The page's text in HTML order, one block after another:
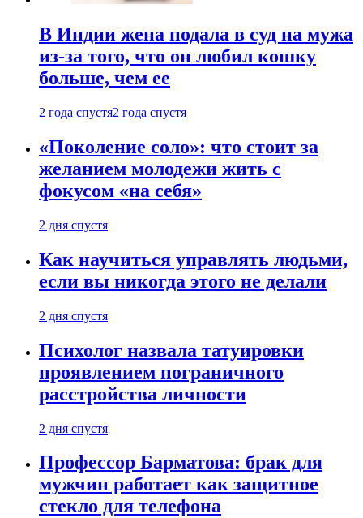
В Индии жена подала в суд на мужа
из-за того, что он любил кошку
больше, чем ее
2 года спустя2 года спустя
«Поколение соло»: что стоит за
желанием молодежи жить с
фокусом «на себя»
2 дня спустя
Как научиться управлять людьми,
если вы никогда этого не делали
2 дня спустя
Психолог назвала татуировки
проявлением пограничного
расстройства личности
2 дня спустя
Профессор Барматова: брак для
мужчин работает как защитное
стекло для телефона